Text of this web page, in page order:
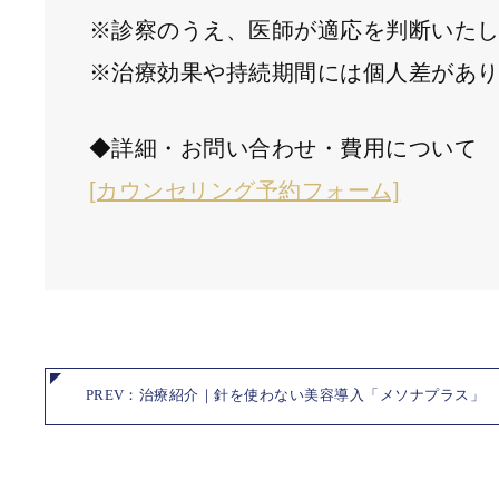
※診察のうえ、医師が適応を判断いたし
※治療効果や持続期間には個人差があり
◆詳細・お問い合わせ・費用について
[カウンセリング予約フォーム]
PREV：治療紹介｜針を使わない美容導入「メソナプラス」